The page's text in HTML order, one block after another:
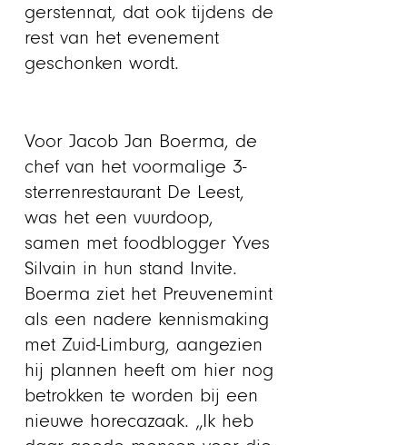
gerstennat, dat ook tijdens de
rest van het evenement
geschonken wordt.
Voor Jacob Jan Boerma, de
chef van het voormalige 3-
sterrenrestaurant De Leest,
was het een vuurdoop,
samen met foodblogger Yves
Silvain in hun stand Invite.
Boerma ziet het Preuvenemint
als een nadere kennismaking
met Zuid-Limburg, aangezien
hij plannen heeft om hier nog
betrokken te worden bij een
nieuwe horecazaak. „Ik heb